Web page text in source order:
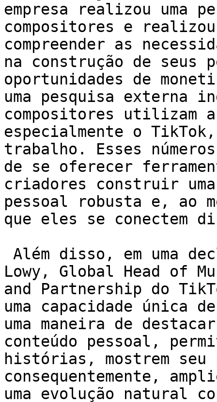
empresa realizou uma
compositores e
compreender as
na construção de
oportunidades de
uma pesquisa externa
compositores utilizam
especialmente o
trabalho. Esses
de se oferecer
criadores construir
pessoal robusta e, ao
que eles se conectem
Lowy, Global Head of
and Partnership do
uma capacidade única
uma maneira de
conteúdo pessoal,
histórias, mostrem
consequentemente,
uma evolução natural